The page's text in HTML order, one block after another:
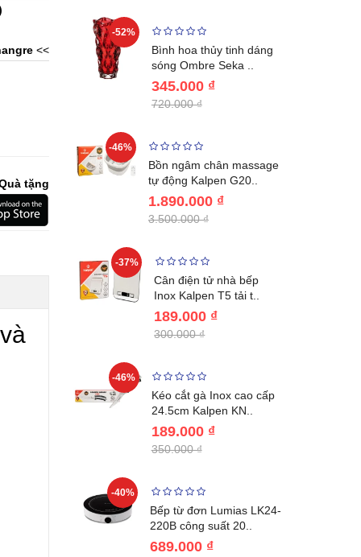
<<
tặng
Inox 304
Lebenl..
-52%
Bình hoa thủy tinh dáng
sóng Ombre Seka ..
345.000 ₫
720.000 ₫
-46%
Bồn ngâm chân massage
tự động Kalpen G20..
1.890.000 ₫
3.500.000 ₫
-37%
Cân điện tử nhà bếp
Inox Kalpen T5 tải t..
189.000 ₫
300.000 ₫
-46%
Kéo cắt gà Inox cao cấp
24.5cm Kalpen KN..
189.000 ₫
350.000 ₫
-40%
Bếp từ đơn Lumias LK24-
220B công suất 20..
689.000 ₫